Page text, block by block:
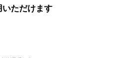
いただけます